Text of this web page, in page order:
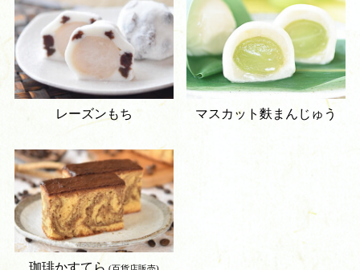
レーズンもち マスカット麩まんじゅう